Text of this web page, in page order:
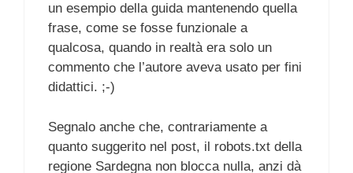
un esempio della guida mantenendo quella
frase, come se fosse funzionale a
qualcosa, quando in realtà era solo un
commento che l’autore aveva usato per fini
didattici. ;-)
Segnalo anche che, contrariamente a
quanto suggerito nel post, il robots.txt della
regione Sardegna non blocca nulla, anzi dà